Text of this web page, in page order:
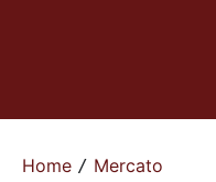
Home / Mercato